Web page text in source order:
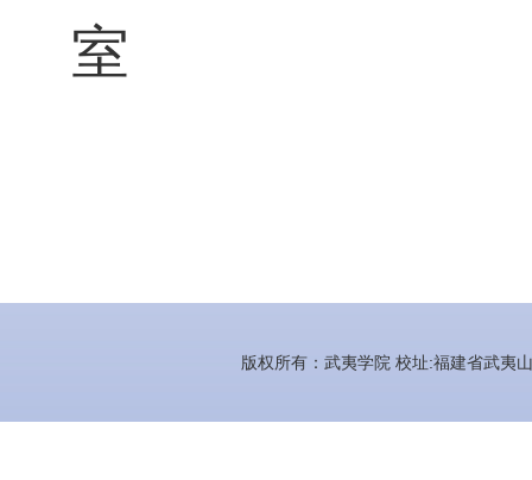
室
版权所有：武夷学院 校址:福建省武夷